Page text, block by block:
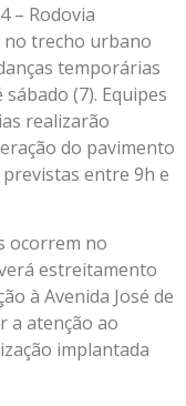
– Rodovia
no trecho urbano
temporárias
(7). Equipes
realizarão
do pavimento
entre 9h e
ocorrem no
estreitamento
à Avenida José de
a atenção ao
implantada